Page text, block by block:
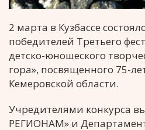
2 марта в Кузбассе
победителей Третьего
детско-юношеского
гора», посвященного 75-
Кемеровской области.
Учредителями конкурса
РЕГИОНАМ» и